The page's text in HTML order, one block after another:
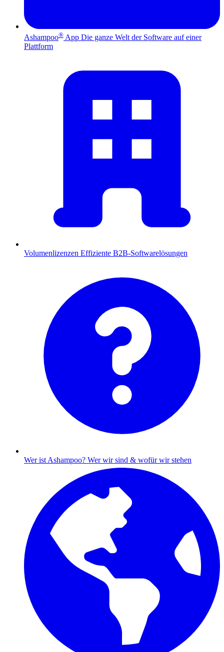
Ashampoo® App Die ganze Welt der Software auf einer
Plattform
Volumenlizenzen Effiziente B2B-Softwarelösungen
Wer ist Ashampoo? Wer wir sind & wofür wir stehen